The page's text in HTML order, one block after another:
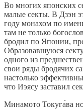
Во многих японских
малые секты. В Дзэн
году монахом по
там не только
бродил по Японии,
Образовавшуюся
одного из
свои ряды бродячих
настолько
что Иэясу заставил
Минамото Токуга́ва